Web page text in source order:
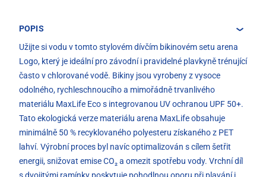
POPIS
Užijte si vodu v tomto stylovém dívčím bikinovém setu arena
Logo, který je ideální pro závodní i pravidelné plavkyně trénující
často v chlorované vodě. Bikiny jsou vyrobeny z vysoce
odolného, rychleschnoucího a mimořádně trvanlivého
materiálu MaxLife Eco s integrovanou UV ochranou UPF 50+.
Tato ekologická verze materiálu arena MaxLife obsahuje
minimálně 50 % recyklovaného polyesteru získaného z PET
lahví. Výrobní proces byl navíc optimalizován s cílem šetřit
energii, snižovat emise CO₂ a omezit spotřebu vody. Vrchní díl
s dvojitými ramínky poskytuje pohodlnou oporu při plavání i